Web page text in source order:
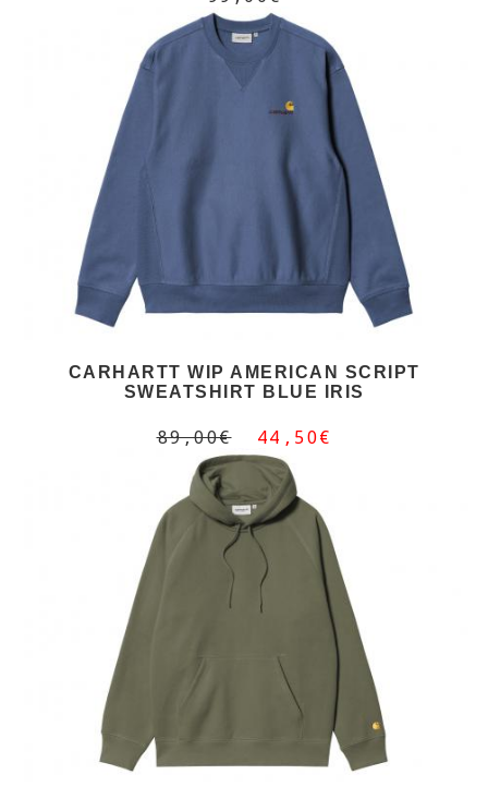
CARHARTT WIP AMERICAN SCRIPT
SWEATSHIRT BLUE IRIS
89,00€ 44,50€